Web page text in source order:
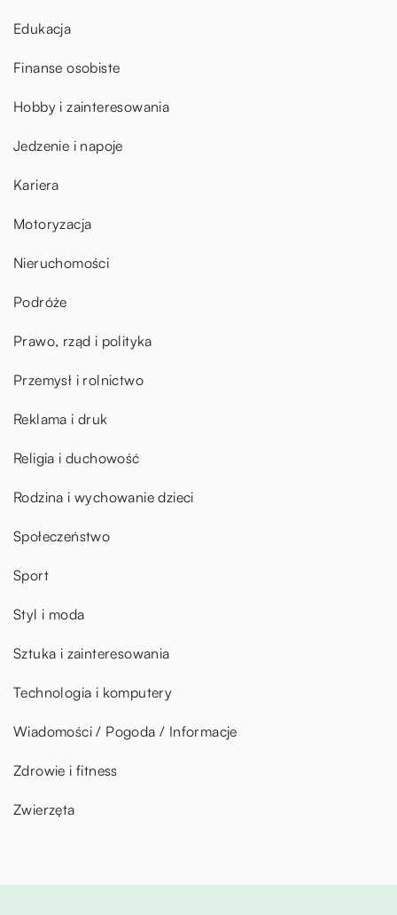
Edukacja
Finanse osobiste
Hobby i zainteresowania
Jedzenie i napoje
Kariera
Motoryzacja
Nieruchomości
Podróże
Prawo, rząd i polityka
Przemysł i rolnictwo
Reklama i druk
Religia i duchowość
Rodzina i wychowanie dzieci
Społeczeństwo
Sport
Styl i moda
Sztuka i zainteresowania
Technologia i komputery
Wiadomości / Pogoda / Informacje
Zdrowie i fitness
Zwierzęta